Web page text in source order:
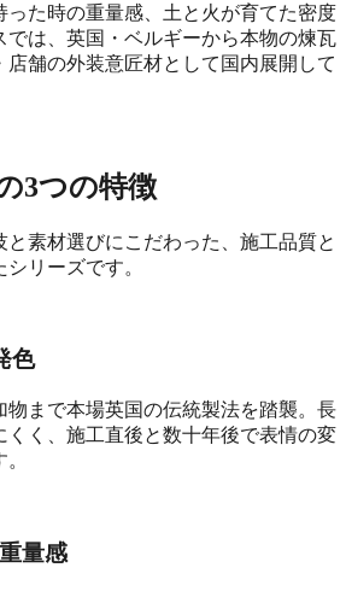
った時の重量感、土と火が育てた密度
では、英国・ベルギーから本物の煉瓦
店舗の外装意匠材として国内展開して
3つの特徴
素材選びにこだわった、施工品質と
リーズです。
色
物まで本場英国の伝統製法を踏襲。長
くく、施工直後と数十年後で表情の変
量感